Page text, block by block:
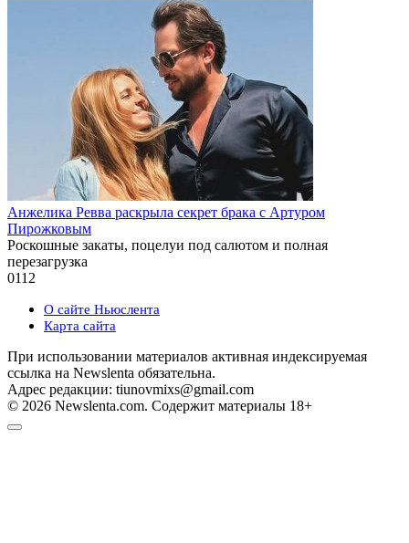
Анжелика Ревва раскрыла секрет брака с Артуром
Пирожковым
Роскошные закаты, поцелуи под салютом и полная
перезагрузка
0112
О сайте Ньюслента
Карта сайта
При использовании материалов активная индексируемая
ссылка на Newslenta обязательна.
Адрес редакции: tiunovmixs@gmail.com
© 2026 Newslenta.com. Содержит материалы 18+